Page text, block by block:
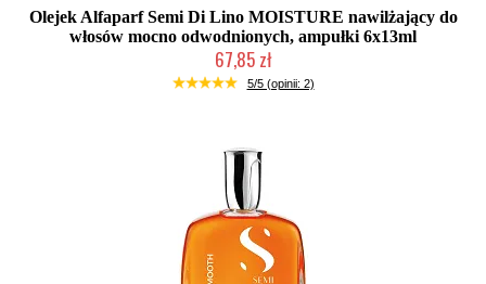
Olejek Alfaparf Semi Di Lino MOISTURE nawilżający do
włosów mocno odwodnionych, ampułki 6x13ml
67,85 zł
Duża ilość (wysyłka w 24h)
5/5 (opinii: 2)